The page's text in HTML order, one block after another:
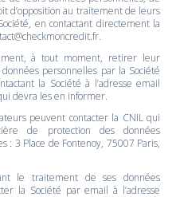
d’opposition au traitement de leurs
en contactant directement la
à tout moment, retirer leur
personnelles par la Société
la Société à l’adresse email
devra les en informer.
peuvent contacter la CNIL qui
de protection des données
: 3 Place de Fontenoy, 75007 Paris,
le traitement de ses données
la Société par email à l’adresse